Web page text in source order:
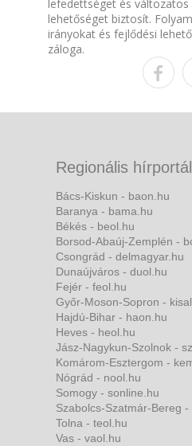
lefedettséget és változatos
lehetőséget biztosít.
irányokat és fejlődési
záloga.
Regionális
Bács-Kiskun - baon.hu
Baranya - bama.hu
Békés - beol.hu
Borsod-Abaúj-Zemplén -
Csongrád - delmagyar.hu
Dunaújváros - duol.hu
Fejér - feol.hu
Győr-Moson-Sopron -
Hajdú-Bihar - haon.hu
Heves - heol.hu
Jász-Nagykun-Szolnok -
Komárom-Esztergom -
Nógrád - nool.hu
Somogy - sonline.hu
Szabolcs-Szatmár-Bereg -
Tolna - teol.hu
Vas - vaol.hu